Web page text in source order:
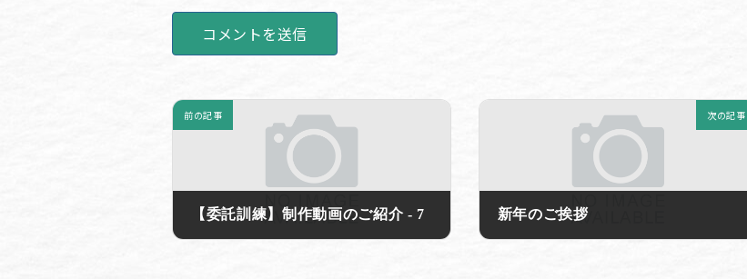
前の記事
【委託訓練】制作動画のご紹介 - 7
次の記事
新年のご挨拶